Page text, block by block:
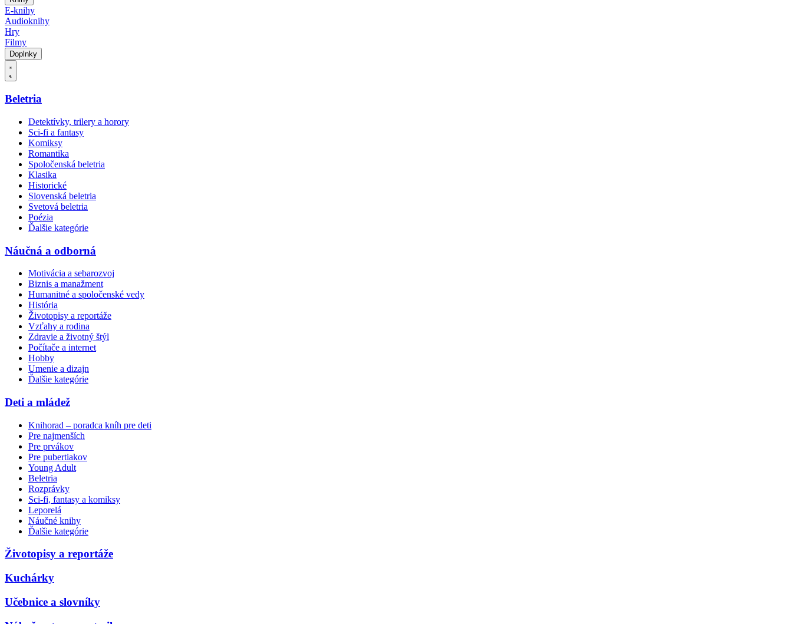
E-knihy
Audioknihy
Hry
Filmy
Doplnky
Beletria
Detektívky, trilery a horory
Sci-fi a fantasy
Komiksy
Romantika
Spoločenská beletria
Klasika
Historické
Slovenská beletria
Svetová beletria
Poézia
Ďalšie kategórie
Náučná a odborná
Motivácia a sebarozvoj
Biznis a manažment
Humanitné a spoločenské vedy
História
Životopisy a reportáže
Vzťahy a rodina
Zdravie a životný štýl
Počítače a internet
Hobby
Umenie a dizajn
Ďalšie kategórie
Deti a mládež
Knihorad – poradca kníh pre deti
Pre najmenších
Pre prvákov
Pre pubertiakov
Young Adult
Beletria
Rozprávky
Sci-fi, fantasy a komiksy
Leporelá
Náučné knihy
Ďalšie kategórie
Životopisy a reportáže
Kuchárky
Učebnice a slovníky